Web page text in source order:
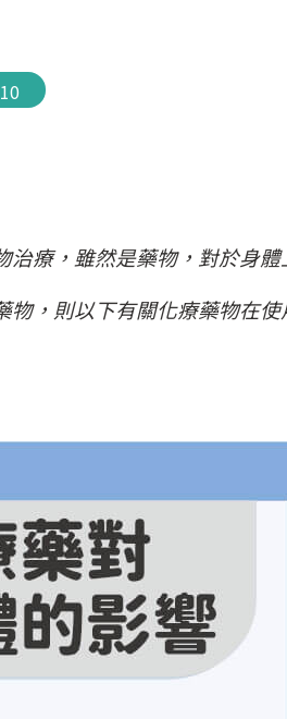
療，雖然是藥物，對於身
，則以下有關化療藥物在